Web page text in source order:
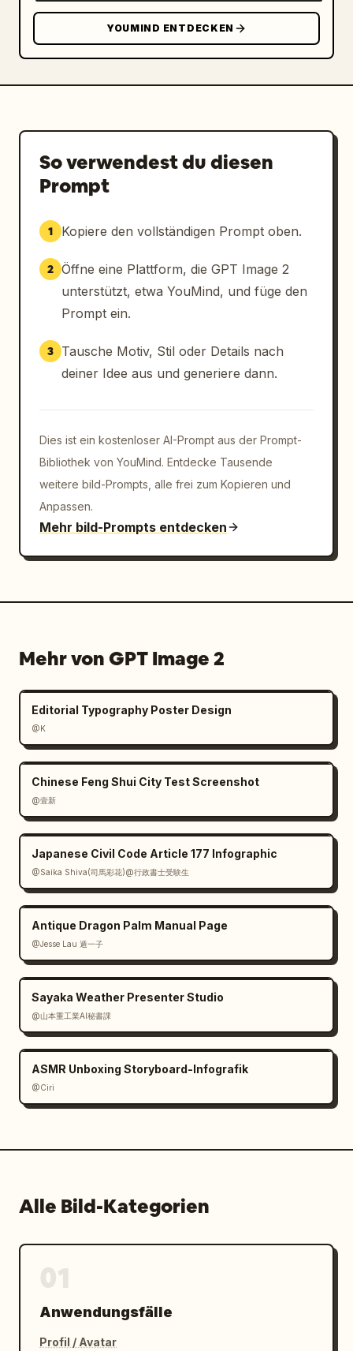
YOUMIND ENTDECKEN
So verwendest du diesen
Prompt
1 Kopiere den vollständigen Prompt oben.
2 Öffne eine Plattform, die GPT Image 2
unterstützt, etwa YouMind, und füge den
Prompt ein.
3
Tausche Motiv, Stil oder Details nach
deiner Idee aus und generiere dann.
Dies ist ein kostenloser AI-Prompt aus der Prompt-
Bibliothek von YouMind. Entdecke Tausende
weitere bild-Prompts, alle frei zum Kopieren und
Anpassen.
Mehr bild-Prompts entdecken
Mehr von GPT Image 2
Editorial Typography Poster Design
@K
Chinese Feng Shui City Test Screenshot
@壹新
Japanese Civil Code Article 177 Infographic
@Saika Shiva(司馬彩花)@行政書士受験生
Antique Dragon Palm Manual Page
@Jesse Lau 遁一子
Sayaka Weather Presenter Studio
@山本重工業AI秘書課
ASMR Unboxing Storyboard-Infografik
@Ciri
Alle Bild-Kategorien
Anwendungsfälle
Profil / Avatar